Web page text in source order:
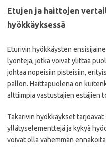
Etujen ja haittojen
hyökkäyksessä
Eturivin hyökkäysten
lyöntejä, jotka voivat ylittää
johtaa nopeisiin pisteisiin,
pallon. Haittapuolena on
alttiimpia vastustajien estäjien
Takarivin hyökkäykset
yllätyselementtejä ja kykyä
voivat olla vähemmän